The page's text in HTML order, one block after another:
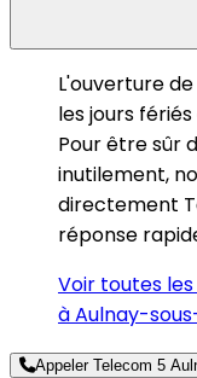
L'ouverture
les jours
Pour être sûr
inutilement,
directement
réponse
Voir toutes
à Aulnay-
Appeler Telecom 5